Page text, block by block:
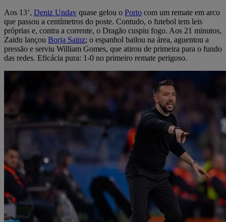
Aos 13’, Deniz Undav quase gelou o Porto com um remate em arco
que passou a centímetros do poste. Contudo, o futebol tem leis
próprias e, contra a corrente, o Dragão cuspiu fogo. Aos 21 minutos,
Zaidu lançou Borja Sainz; o espanhol bailou na área, aguentou a
pressão e serviu William Gomes, que atirou de primeira para o fundo
das redes. Eficácia pura: 1-0 no primeiro remate perigoso.